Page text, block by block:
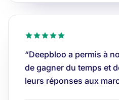
“Deepbloo a permis à
de gagner du temps et
leurs réponses aux